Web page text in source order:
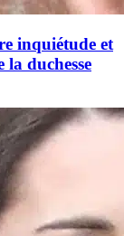
inquiétude et
duchesse